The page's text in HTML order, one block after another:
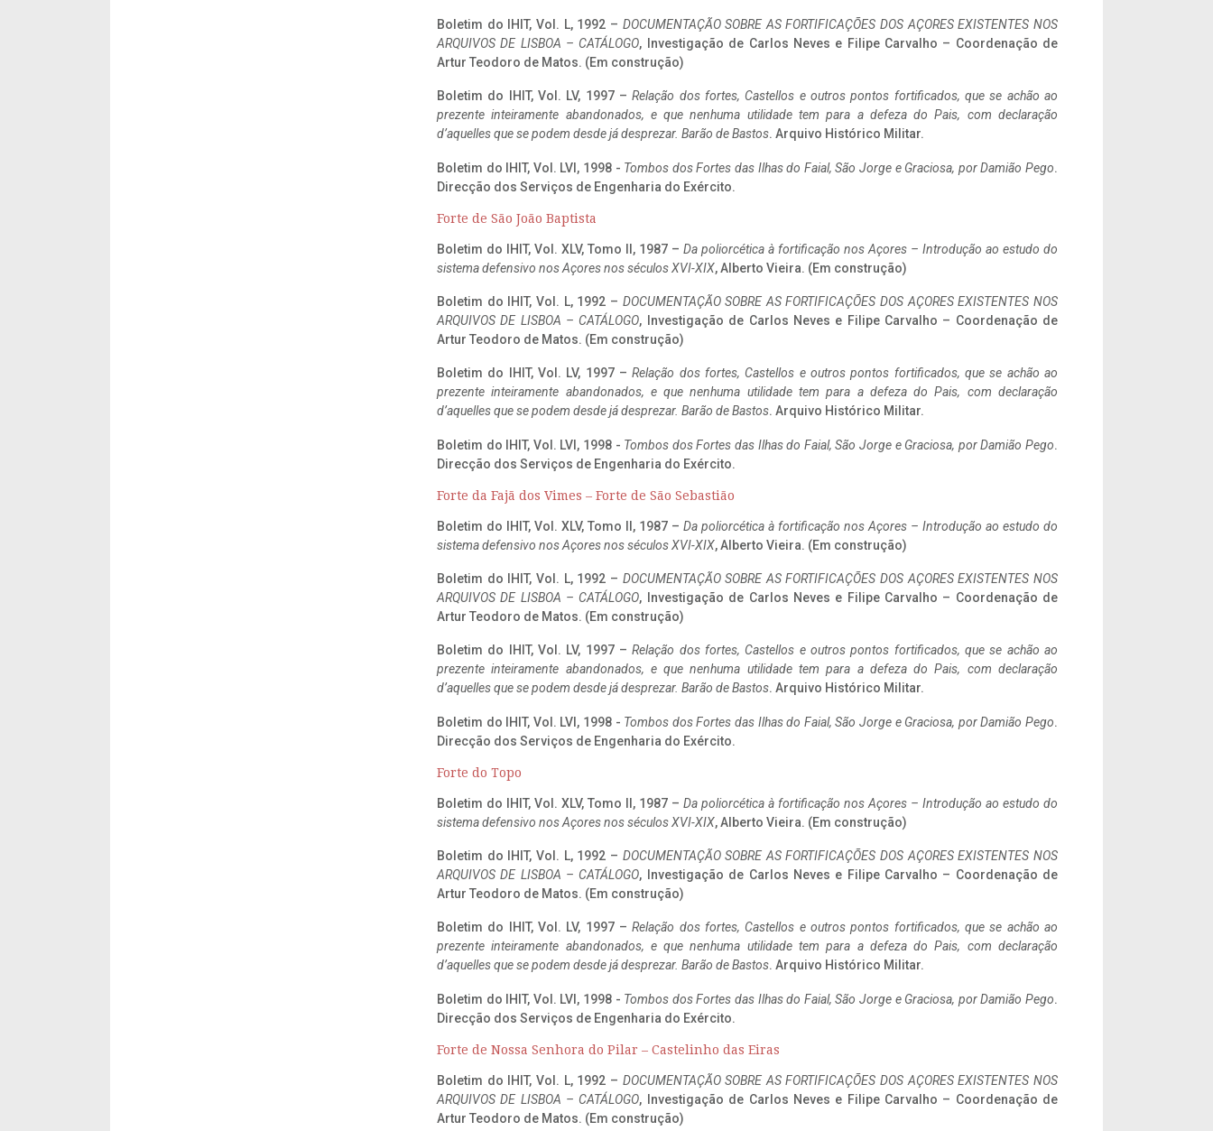
Boletim do IHIT, Vol. L, 1992 – DOCUMENTAÇÃO SOBRE AS FORTIFICAÇÕES DOS AÇORES EXISTENTES NOS
ARQUIVOS DE LISBOA – CATÁLOGO, Investigação de Carlos Neves e Filipe Carvalho – Coordenação de
Artur Teodoro de Matos. (Em construção)
Boletim do IHIT, Vol. LV, 1997 –Relação dos fortes, Castellos e outros pontos fortificados, que se achão ao
prezente inteiramente abandonados, e que nenhuma utilidade tem para a defeza do Pais, com declaração
d’aquelles que se podem desde já desprezar. Barão de Bastos. Arquivo Histórico Militar.
Boletim do IHIT, Vol. LVI, 1998 - Tombos dos Fortes das Ilhas do Faial, São Jorge e Graciosa, por Damião Pego.
Direcção dos Serviços de Engenharia do Exército.
Forte de São João Baptista
Boletim do IHIT, Vol. XLV, Tomo II, 1987 – Da poliorcética à fortificação nos Açores – Introdução ao estudo do
sistema defensivo nos Açores nos séculos XVI-XIX, Alberto Vieira. (Em construção)
Boletim do IHIT, Vol. L, 1992 – DOCUMENTAÇÃO SOBRE AS FORTIFICAÇÕES DOS AÇORES EXISTENTES NOS
ARQUIVOS DE LISBOA – CATÁLOGO, Investigação de Carlos Neves e Filipe Carvalho – Coordenação de
Artur Teodoro de Matos. (Em construção)
Boletim do IHIT, Vol. LV, 1997 –Relação dos fortes, Castellos e outros pontos fortificados, que se achão ao
prezente inteiramente abandonados, e que nenhuma utilidade tem para a defeza do Pais, com declaração
d’aquelles que se podem desde já desprezar. Barão de Bastos. Arquivo Histórico Militar.
Boletim do IHIT, Vol. LVI, 1998 - Tombos dos Fortes das Ilhas do Faial, São Jorge e Graciosa, por Damião Pego.
Direcção dos Serviços de Engenharia do Exército.
Forte da Fajã dos Vimes – Forte de São Sebastião
Boletim do IHIT, Vol. XLV, Tomo II, 1987 – Da poliorcética à fortificação nos Açores – Introdução ao estudo do
sistema defensivo nos Açores nos séculos XVI-XIX, Alberto Vieira. (Em construção)
Boletim do IHIT, Vol. L, 1992 – DOCUMENTAÇÃO SOBRE AS FORTIFICAÇÕES DOS AÇORES EXISTENTES NOS
ARQUIVOS DE LISBOA – CATÁLOGO, Investigação de Carlos Neves e Filipe Carvalho – Coordenação de
Artur Teodoro de Matos. (Em construção)
Boletim do IHIT, Vol. LV, 1997 –Relação dos fortes, Castellos e outros pontos fortificados, que se achão ao
prezente inteiramente abandonados, e que nenhuma utilidade tem para a defeza do Pais, com declaração
d’aquelles que se podem desde já desprezar. Barão de Bastos. Arquivo Histórico Militar.
Boletim do IHIT, Vol. LVI, 1998 - Tombos dos Fortes das Ilhas do Faial, São Jorge e Graciosa, por Damião Pego.
Direcção dos Serviços de Engenharia do Exército.
Forte do Topo
Boletim do IHIT, Vol. XLV, Tomo II, 1987 – Da poliorcética à fortificação nos Açores – Introdução ao estudo do
sistema defensivo nos Açores nos séculos XVI-XIX, Alberto Vieira. (Em construção)
Boletim do IHIT, Vol. L, 1992 – DOCUMENTAÇÃO SOBRE AS FORTIFICAÇÕES DOS AÇORES EXISTENTES NOS
ARQUIVOS DE LISBOA – CATÁLOGO, Investigação de Carlos Neves e Filipe Carvalho – Coordenação de
Artur Teodoro de Matos. (Em construção)
Boletim do IHIT, Vol. LV, 1997 –Relação dos fortes, Castellos e outros pontos fortificados, que se achão ao
prezente inteiramente abandonados, e que nenhuma utilidade tem para a defeza do Pais, com declaração
d’aquelles que se podem desde já desprezar. Barão de Bastos. Arquivo Histórico Militar.
Boletim do IHIT, Vol. LVI, 1998 - Tombos dos Fortes das Ilhas do Faial, São Jorge e Graciosa, por Damião Pego.
Direcção dos Serviços de Engenharia do Exército.
Forte de Nossa Senhora do Pilar – Castelinho das Eiras
Boletim do IHIT, Vol. L, 1992 – DOCUMENTAÇÃO SOBRE AS FORTIFICAÇÕES DOS AÇORES EXISTENTES NOS
ARQUIVOS DE LISBOA – CATÁLOGO, Investigação de Carlos Neves e Filipe Carvalho – Coordenação de
Artur Teodoro de Matos. (Em construção)